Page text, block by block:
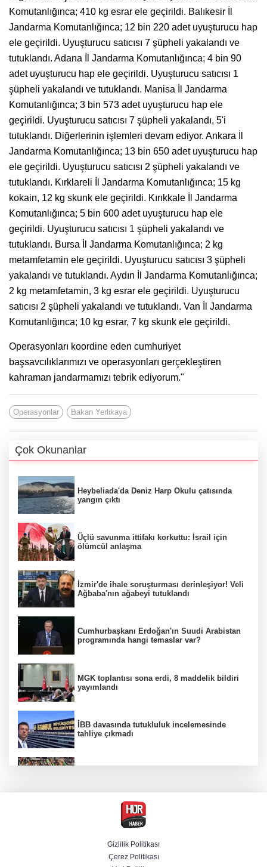
Komutanlığınca; 410 kg esrar ele geçirildi. Balıkesir İl
Jandarma Komutanlığınca; 12 bin 220 adet uyuşturucu hap
ele geçirildi. Uyuşturucu satıcısı 7 şüpheli yakalandı ve
tutuklandı. Adana İl Jandarma Komutanlığınca; 4 bin 90
adet uyuşturucu hap ele geçirildi. Uyuşturucu satıcısı 1
şüpheli yakalandı ve tutuklandı. Manisa İl Jandarma
Komutanlığınca; 3 bin 573 adet uyuşturucu hap ele
geçirildi. Uyuşturucu satıcısı 7 şüpheli yakalandı, 5'i
tutuklandı. Diğerlerinin işlemleri devam ediyor. Ankara İl
Jandarma Komutanlığınca; 13 bin 650 adet uyuşturucu hap
ele geçirildi. Uyuşturucu satıcısı 2 şüpheli yakalandı ve
tutuklandı. Kırklareli İl Jandarma Komutanlığınca; 15 kg
kokain, 12 kg skunk ele geçirildi. Kırıkkale İl Jandarma
Komutanlığınca; 5 bin 600 adet uyuşturucu hap ele
geçirildi. Uyuşturucu satıcısı 1 şüpheli yakalandı ve
tutuklandı. Bursa İl Jandarma Komutanlığınca; 2 kg
metamfetamin ele geçirildi. Uyuşturucu satıcısı 3 şüpheli
yakalandı ve tutuklandı. Aydın İl Jandarma Komutanlığınca;
2 kg metamfetamin, 3 kg esrar ele geçirildi. Uyuşturucu
satıcısı 2 şüpheli yakalandı ve tutuklandı. Van İl Jandarma
Komutanlığınca; 10 kg esrar, 7 kg skunk ele geçirildi.
Operasyonları koordine eden cumhuriyet
başsavcılıklarımızı ve operasyonları gerçekleştiren
kahraman jandarmamızı tebrik ediyorum."
Operasyonlar Bakan Yerlikaya
Çok Okunanlar
Heybeliada'da Deniz Harp Okulu çatısında
yangın çıktı
Üçlü savunma ittifakı korkuttu: İsrail için
ölümcül anlaşma
İzmir'de ihale soruşturması derinleşiyor! Veli
Ağbaba'nın ağabeyi tutuklandı
Cumhurbaşkanı Erdoğan'ın Suudi Arabistan
programında hangi temaslar var?
MGK toplantısı sona erdi, 8 maddelik bildiri
yayımlandı
İBB davasında tutukluluk incelemesinde
tahliye çıkmadı
Venezuela'da iktidar partisi ile muhalefet
mutabık kaldı
Derin taarruz, yüksek hassasiyet! Bayraktar
Gizlilik Politikası
Çerez Politikası